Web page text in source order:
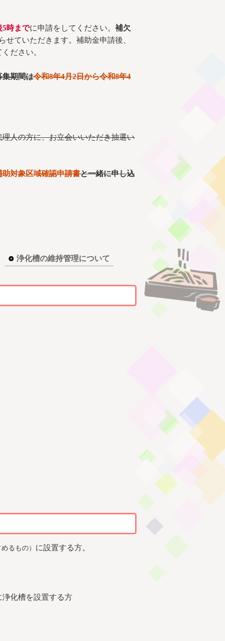
5時までに申請をしてください。 補欠
ていただきます。補助金申請後、
ださい。
集期間は令和8年4月2日から令和8年4
理人の方に、お立会いいただき抽選い
助対象区域確認申請書と一緒に申し込
浄化槽の維持管理について
るもの） に設置する方。
化槽を設置する方